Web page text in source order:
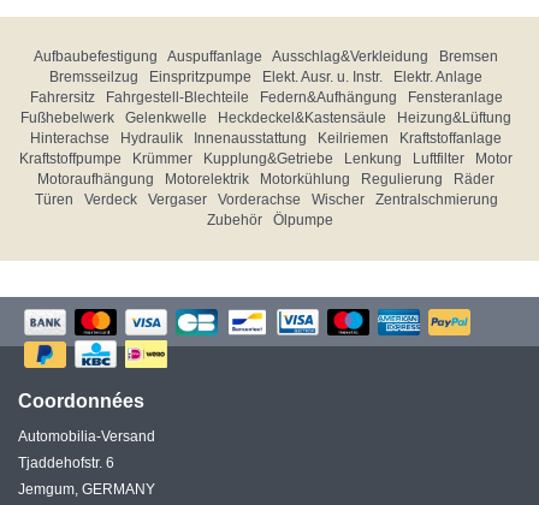
Aufbaubefestigung Auspuffanlage Ausschlag&Verkleidung
Bremsen
Bremsseilzug
Einspritzpumpe Elekt. Ausr. u. Instr.
Elektr. Anlage
Fahrersitz
Fahrgestell-Blechteile Federn&Aufhängung
Fensteranlage
Fußhebelwerk
Gelenkwelle Heckdeckel&Kastensäule
Heizung&Lüftung
Hinterachse
Hydraulik Innenausstattung Keilriemen
Kraftstoffanlage
Kraftstoffpumpe
Krümmer Kupplung&Getriebe Lenkung Luftfilter
Motor
Motoraufhängung
Motorelektrik Motorkühlung Regulierung
Räder
Türen
Verdeck Vergaser Vorderachse Wischer
Zentralschmierung
Zubehör
Ölpumpe
Coordonnées
Automobilia-Versand
Tjaddehofstr. 6
Jemgum, GERMANY